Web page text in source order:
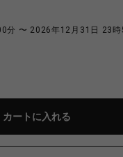
分 〜 2026年12月31日 23時
カートに入れる